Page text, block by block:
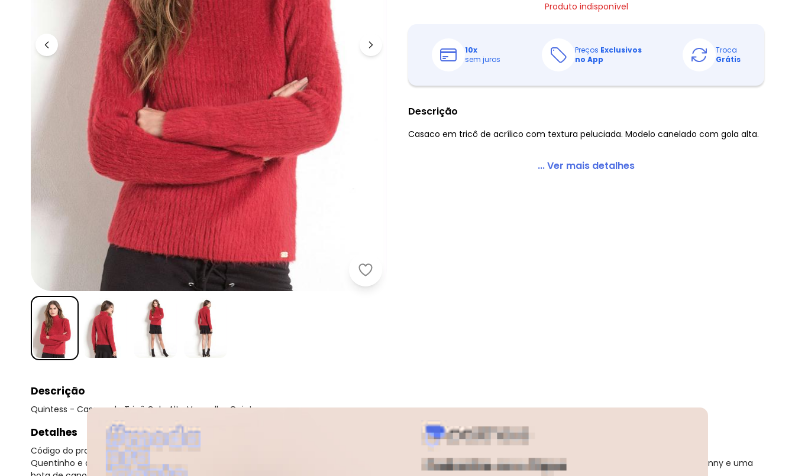
Quintess - Casaco de Tricô Gola Alta Vermelho Quintess
Produto indisponível
10x
sem juros
Preços Exclusivos
no App
Troca
Grátis
Descrição
Casaco em tricô de acrílico com textura peluciada. Modelo canelado com gola alta.
... Ver mais detalhes
Descrição
Quintess - Casaco de Tricô Gola Alta Vermelho Quintess
Detalhes
Código do produto: 2252624
Quentinho e arrebatador, esse casaco em tricô com gola alta vai criar looks perfeitos para as estações mais frias. Experimente combinar com uma calça jeans skinny e uma